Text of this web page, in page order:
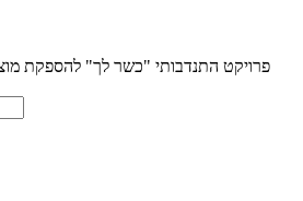
פרויקט התנדבותי "כשר לך" להספקת